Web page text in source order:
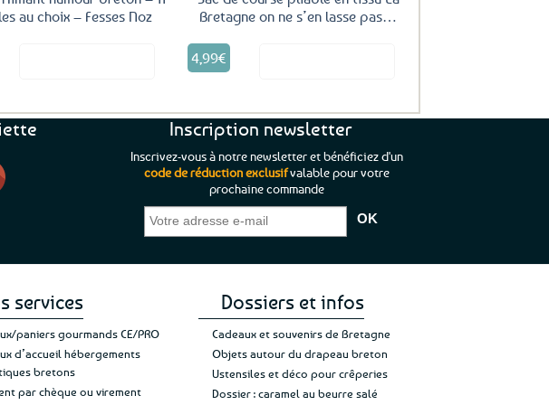
au choix – Fesses Noz
Bretagne on ne s’en lasse pas…
4,99€
“J’ai mis 5 étoiles parce que je pouvais pas
en mettre 6 ;)
Je suis plus que satisfaite de mon achat et
de ma livraison. Ne changez rien”Jade C.
“C’est agréable et tout aussi rassurant
de constater qu’il n’y a pas de petite
commande, mais un client à satisfaire.”
Inscription newsletter
Inscrivez-vous à notre newsletter et bénéficiez d'un
code de réduction exclusifvalable pour votre
prochaine commande
services
paniers gourmands CE/PRO
d’accueil hébergements
bretons
par chèque ou virement
Dossiers et infos
Cadeaux et souvenirs de Bretagne
Objets autour du drapeau breton
Ustensiles et déco pour crêperies
Dossier : caramel au beurre salé